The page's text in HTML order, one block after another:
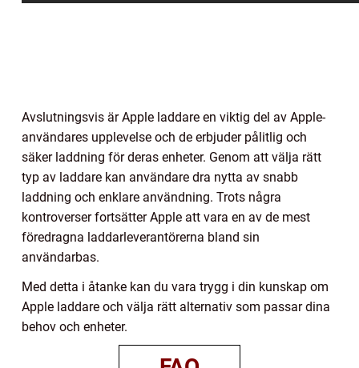
Avslutningsvis är Apple laddare en viktig del av Apple-
användares upplevelse och de erbjuder pålitlig och
säker laddning för deras enheter. Genom att välja rätt
typ av laddare kan användare dra nytta av snabb
laddning och enklare användning. Trots några
kontroverser fortsätter Apple att vara en av de mest
föredragna laddarleverantörerna bland sin
användarbas.
Med detta i åtanke kan du vara trygg i din kunskap om
Apple laddare och välja rätt alternativ som passar dina
behov och enheter.